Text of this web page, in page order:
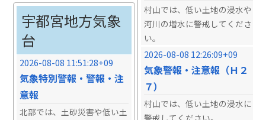
村山では、低い土地の浸水や
河川の増水に警戒してくださ
い。
2026-08-08 12:26:09+09
気象警報・注意報（Ｈ２
７）
村山では、低い土地の浸水に
警戒してください。
宇都宮地方気象
台
2026-08-08 11:51:28+09
気象特別警報・警報・注
意報
北部では、土砂災害や低い土